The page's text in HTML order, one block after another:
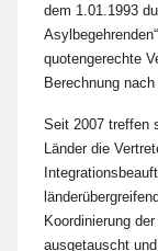
dem 1.01.1993
quotengerechte
Berechnung
Seit 2007 treffen
Länder die
Koordinierung
ausgetauscht